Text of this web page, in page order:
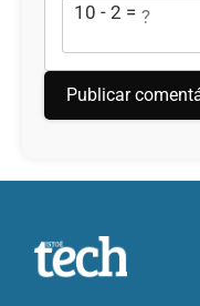
10 - 2 = ?